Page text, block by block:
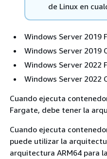
de Linux en
Windows Server 2019
Windows Server 2019
Windows Server 2022
Windows Server 2022
Cuando ejecuta
Fargate, debe tener la
Cuando ejecuta
puede utilizar la
arquitectura ARM64 para